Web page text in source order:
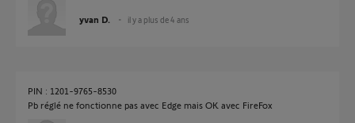
yvan D. il y a plus de 4 ans
PIN : 1201-9765-8530
Pb réglé ne fonctionne pas avec Edge mais OK avec FireFox